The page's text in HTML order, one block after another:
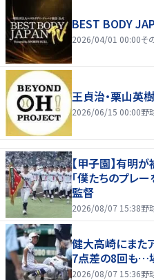
BEST BODY
2026/04/01 00:00そ
王貞治・栗山英
2026/06/15 00:00野
【甲子園】有明
「僕たちのプレ
監督
2026/08/07 15:38野
健大高崎にま
7点差の8回も…
2026/08/07 15:36野